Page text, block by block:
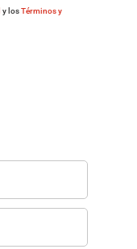
y losTérminos y